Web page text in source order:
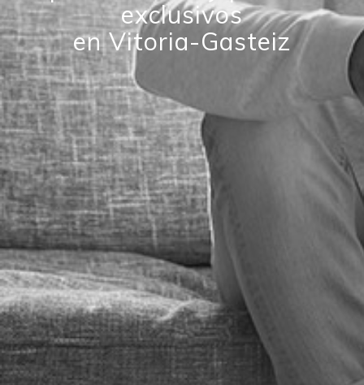
exclusivos
en Vitoria-Gasteiz